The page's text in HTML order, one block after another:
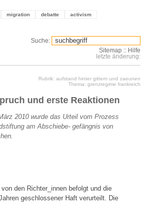
migration debatte activism
Suche:
Sitemap :: Hilfe
letzte änderung:
Rubrik: aufstand hinter gittern und zaeunen
Thema: grenzregime frankreich
und erste Reaktionen
2010 wurde das Urteil vom Prozess
am Abschiebe- gefängnis von
den Richter_innen befolgt und die
geschlossener Haft verurteilt. Die